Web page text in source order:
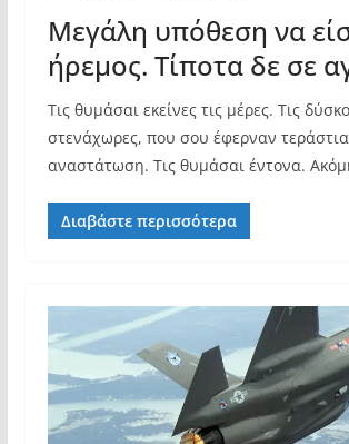
Μεγάλη υπόθεση να
ήρεμος. Τίποτα δε σε
Τις θυμάσαι εκείνες τις μέρες. Τις
στενάχωρες, που σου έφερναν
αναστάτωση. Τις θυμάσαι έντονα.
Διαβάστε περισσότερα